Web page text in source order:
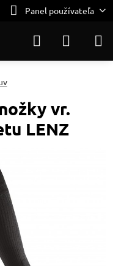
Panel používateľa
vr.
LENZ